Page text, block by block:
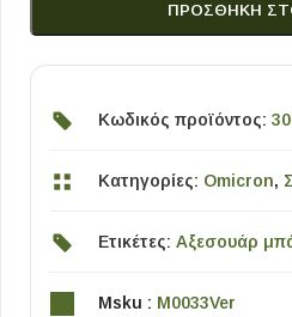
ΠΡΟΣΘΉΚΗ
Κωδικός προϊόντος:
Κατηγορίες: Omicron,
Ετικέτες: Αξεσουάρ
Msku : M0033Ver